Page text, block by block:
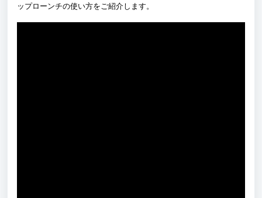
ップローンチの使い方をご紹介します。